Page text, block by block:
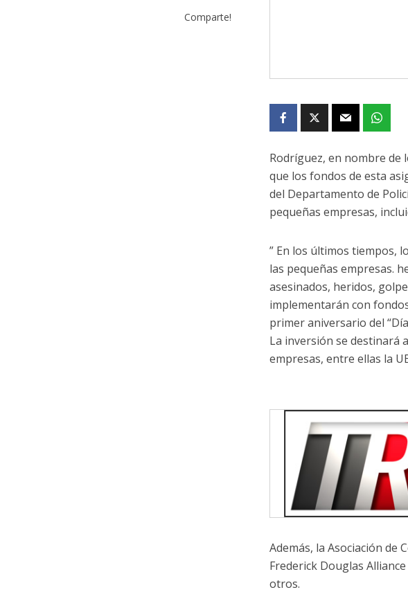
Comparte!
Rodríguez, en nombre de
que los fondos de esta
del Departamento de
pequeñas empresas,
” En los últimos tiempos,
las pequeñas empresas.
asesinados, heridos,
implementarán con
primer aniversario del
La inversión se destinará
empresas, entre ellas la
Además, la Asociación de
Frederick Douglas
otros.